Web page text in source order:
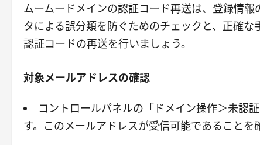
ムームードメインの認証コード再送は、登録情
タによる誤分類を防ぐためのチェックと、正確
認証コードの再送を行いましょう。
対象メールアドレスの確認
コントロールパネルの「ドメイン操作＞未認
す。このメールアドレスが受信可能であることを